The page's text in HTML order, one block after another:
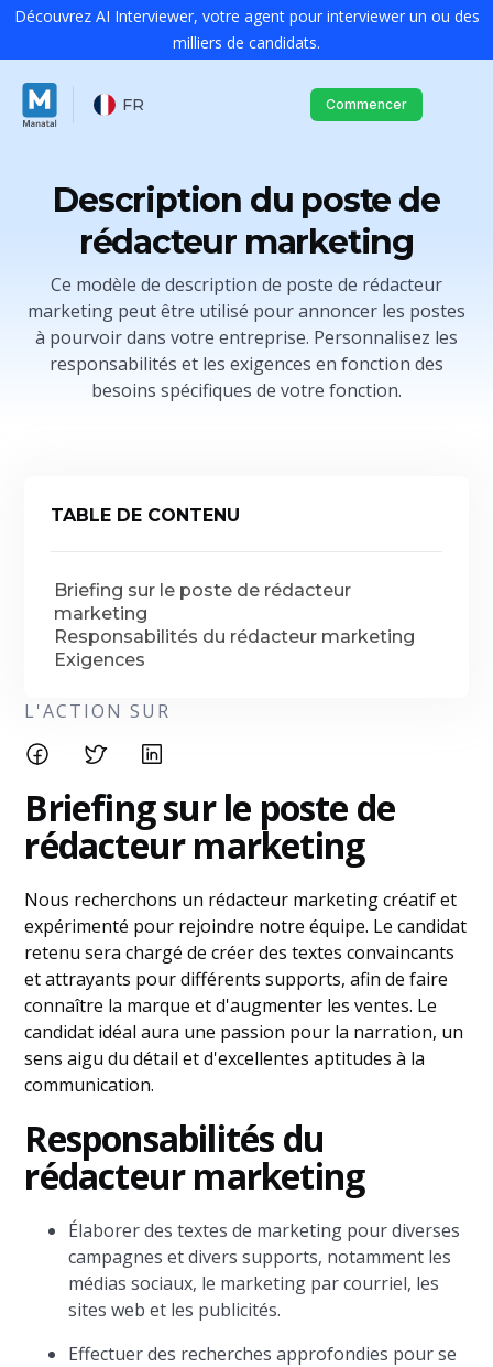
Découvrez AI Interviewer, votre agent pour interviewer un ou des
milliers de candidats.
FR Commencer
Description du poste de
rédacteur marketing
Ce modèle de description de poste de rédacteur
marketing peut être utilisé pour annoncer les postes
à pourvoir dans votre entreprise. Personnalisez les
responsabilités et les exigences en fonction des
besoins spécifiques de votre fonction.
TABLE DE CONTENU
Briefing sur le poste de rédacteur
marketing
Responsabilités du rédacteur marketing
Exigences
L'ACTION SUR
Briefing sur le poste de
rédacteur marketing
Nous recherchons un rédacteur marketing créatif et
expérimenté pour rejoindre notre équipe. Le candidat
retenu sera chargé de créer des textes convaincants
et attrayants pour différents supports, afin de faire
connaître la marque et d'augmenter les ventes. Le
candidat idéal aura une passion pour la narration, un
sens aigu du détail et d'excellentes aptitudes à la
communication.
Responsabilités du
rédacteur marketing
Élaborer des textes de marketing pour diverses
campagnes et divers supports, notamment les
médias sociaux, le marketing par courriel, les
sites web et les publicités.
Effectuer des recherches approfondies pour se